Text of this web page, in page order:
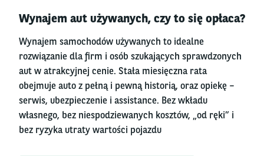
column
Wynajem aut używanych, czy to się opłaca?
Wynajem samochodów używanych to idealne
rozwiązanie dla firm i osób szukających sprawdzonych
aut w atrakcyjnej cenie. Stała miesięczna rata
obejmuje auto z pełną i pewną historią, oraz opiekę –
serwis, ubezpieczenie i assistance. Bez wkładu
własnego, bez niespodziewanych kosztów, „od ręki” i
bez ryzyka utraty wartości pojazdu